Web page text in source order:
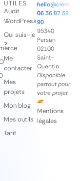
UTILES
Audit
WordPress
Qui suis-je
?
Me
contacter
Mes
projets
Mon blog
Mes outils
Tarif
06 36 87 59
90
95340
Persan
02100
Saint-
Quentin
Disponible
partout pour
votre projet
Mentions
légales